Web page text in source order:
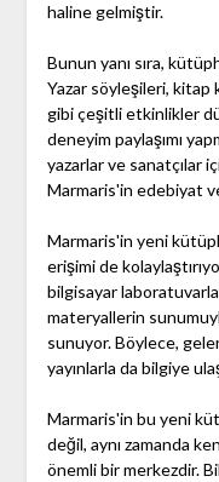
haline gelmiştir.
Bunun yanı sıra,
Yazar söyleşileri,
gibi çeşitli etkinlikler
deneyim paylaşımı
yazarlar ve sanatçılar
Marmaris'in edebiyat
Marmaris'in yeni
erişimi de
bilgisayar
materyallerin
sunuyor. Böylece,
yayınlarla da bilgiye
Marmaris'in bu yeni
değil, aynı zamanda
önemli bir merkezdir.